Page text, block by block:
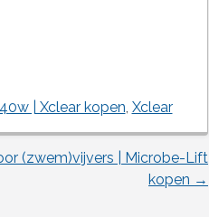
| Xclear kopen, Xclear
(zwem)vijvers | Microbe-Lift
kopen →